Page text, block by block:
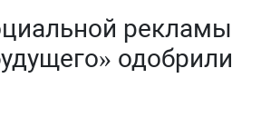
рекламы
одобрили